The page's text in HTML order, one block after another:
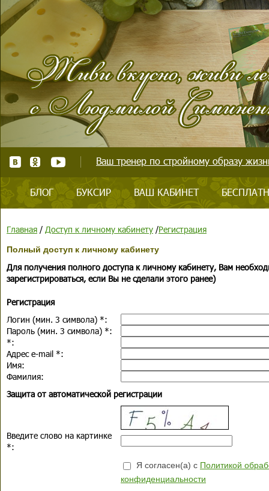
Ваш тренер по стройному образу
БЛОГ БУКСИР ВАШ КАБИНЕТ
Главная / Доступ к личному кабинету /Регистрация
Полный доступ к личному кабинету
Для получения полного доступа к личному кабинету, Вам
зарегистрироваться, если Вы не сделали этого ранее)
Регистрация
Логин (мин. 3 символа) *:
Пароль (мин. 3 символа) *:
*:
Адрес e-mail *:
Имя:
Фамилия:
Защита от автоматической регистрации
Введите слово на картинке
*:
Я согласен(а) с Политикой
конфиденциальности